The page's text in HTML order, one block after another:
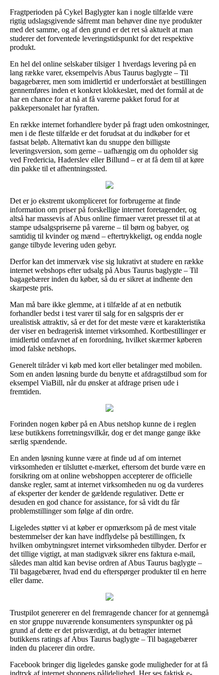
Fragtperioden på Cykel Baglygter kan i nogle tilfælde være
rigtig udslagsgivende såfremt man behøver dine nye produkter
med det samme, og af den grund er det ret så aktuelt at man
studerer det forventede leveringstidspunkt for det respektive
produkt.
En hel del online selskaber tilsiger 1 hverdags levering på en
lang række varer, eksempelvis Abus Taurus baglygte – Til
bagagebærer, men som imidlertid er underforstået at bestillingen
gennemføres inden et konkret klokkeslæt, med det formål at de
har en chance for at nå at få varerne pakket forud for at
pakkepersonalet har fyraften.
En række internet forhandlere byder på fragt uden omkostninger,
men i de fleste tilfælde er det forudsat at du indkøber for et
fastsat beløb. Alternativt kan du snuppe den billigste
leveringsversion, som gerne – uafhængig om du opholder sig
ved Fredericia, Haderslev eller Billund – er at få dem til at køre
din pakke til et afhentningssted.
Det er jo ekstremt ukompliceret for forbrugerne at finde
information om priser på forskellige internet foretagender, og
altså har massevis af Abus online firmaer været presset til at at
stampe udsalgspriserne på varerne – til børn og babyer, og
samtidig til kvinder og mænd – eftertrykkeligt, og endda nogle
gange tilbyde levering uden gebyr.
Derfor kan det immervæk vise sig lukrativt at studere en række
internet webshops efter udsalg på Abus Taurus baglygte – Til
bagagebærer inden du køber, så du er sikret at indhente den
skarpeste pris.
Man må bare ikke glemme, at i tilfælde af at en netbutik
forhandler bedst i test varer til salg for en salgspris der er
urealistisk attraktiv, så er det for det meste være et karakteristika
der viser en bedragerisk internet virksomhed. Kortbestillinger er
imidlertid omfavnet af en forordning, hvilket skærmer køberen
imod falske netshops.
Generelt tilråder vi køb med kort eller betalinger med mobilen.
Som en anden løsning burde du benytte et afdragstilbud som for
eksempel ViaBill, når du ønsker at afdrage prisen ude i
fremtiden.
Forinden nogen køber på en Abus netshop kunne de i reglen
læse butikkens forretningsvilkår, dog er det mange gange ikke
særlig spændende.
En anden løsning kunne være at finde ud af om internet
virksomheden er tilsluttet e-mærket, eftersom det burde være en
forsikring om at online webshoppen accepterer de officielle
danske regler, samt at internet virksomheden nu og da vurderes
af eksperter der kender de gældende regulativer. Dette er
desuden en god chance for assistance, for så vidt du får
problemstillinger som følge af din ordre.
Ligeledes støtter vi at køber er opmærksom på de mest vitale
bestemmelser der kan have indflydelse på bestillingen, fx
hvilken ombytningsret internet virksomheden tilbyder. Derfor er
det tillige vigtigt, at man stadigvæk sikrer ens faktura e-mail,
således man altid kan bevise ordren af Abus Taurus baglygte –
Til bagagebærer, hvad end du efterspørger produkter til en herre
eller dame.
Trustpilot genererer en del fremragende chancer for at gennemgå
en stor gruppe nuværende konsumenters synspunkter og på
grund af dette er det prisværdigt, at du betragter internet
butikkens ratings af Abus Taurus baglygte – Til bagagebærer
inden du placerer din ordre.
Facebook bringer dig ligeledes ganske gode muligheder for at få
indtryk af internet shoppens pålidelighed. Her ses faktisk e-